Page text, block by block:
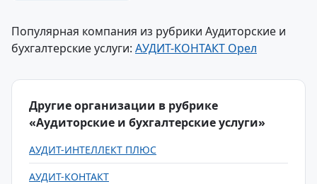
Популярная компания из рубрики Аудиторские и
бухгалтерские услуги: АУДИТ-КОНТАКТ Орел
Другие организации в рубрике
«Аудиторские и бухгалтерские услуги»
АУДИТ-ИНТЕЛЛЕКТ ПЛЮС
АУДИТ-КОНТАКТ